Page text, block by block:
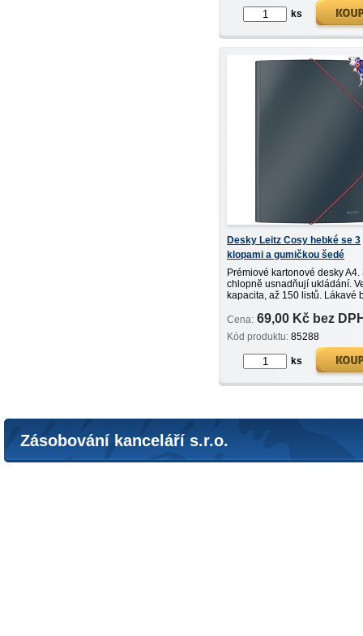
ks
Desky Leitz Cosy hebké se 3
klopami a gumičkou šedé
Prémiové kartonové desky A4.
chlopně usnadňují ukládání.
kapacita, až 150 listů. Lákavé
Cena: 69,00 Kč bez
Kód produktu: 85288
ks
Zásobování kanceláří s.r.o.